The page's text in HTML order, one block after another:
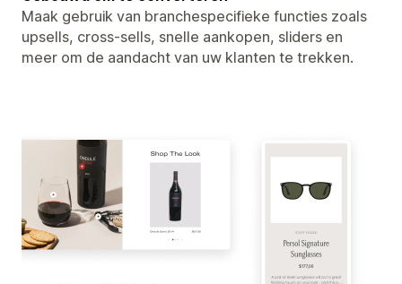
Maak gebruik van branchespecifieke functies zoals
upsells, cross-sells, snelle aankopen, sliders en
meer om de aandacht van uw klanten te trekken.